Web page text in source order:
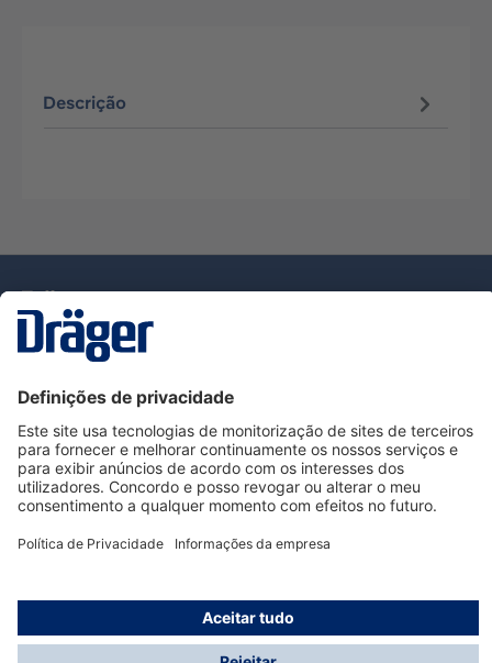
Descrição
Serviço de Apoio ao Cliente Dräger
Utilização da loja
Informações
© Dräger Portugal, Lda, 2024
* Todos os preços excl. IVA mais